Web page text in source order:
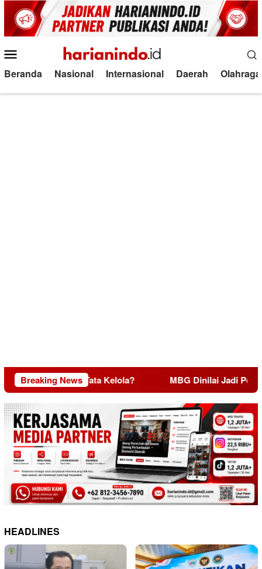
Loncat
ke
konten
Mobile
Beranda Nasional Internasional Daerah Olahraga
Breaking News
Miskin Tata Kelola? MBG Dinilai Jadi
HEADLINES